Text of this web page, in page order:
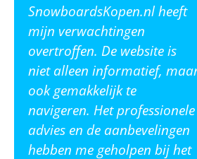
SnowboardsKopen.nl heeft
mijn verwachtingen
overtroffen. De website is
niet alleen informatief,
ook gemakkelijk te
navigeren. Het professionele
advies en de aanbevelingen
hebben me geholpen bij het